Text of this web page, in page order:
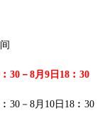
－8月9日18︰30
－8月10日18︰30